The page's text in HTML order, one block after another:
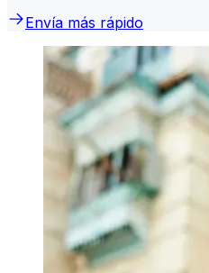
Envía más rápido